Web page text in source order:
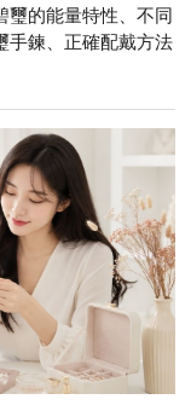
璽的能量特性、不同
手鍊、正確配戴方法